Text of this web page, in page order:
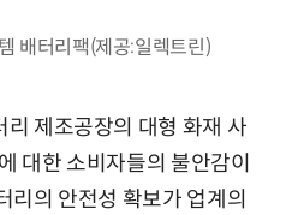
배터리팩(제공:일렉트린)
제조공장의 대형 화재 사
대한 소비자들의 불안감이
리의 안전성 확보가 업계의